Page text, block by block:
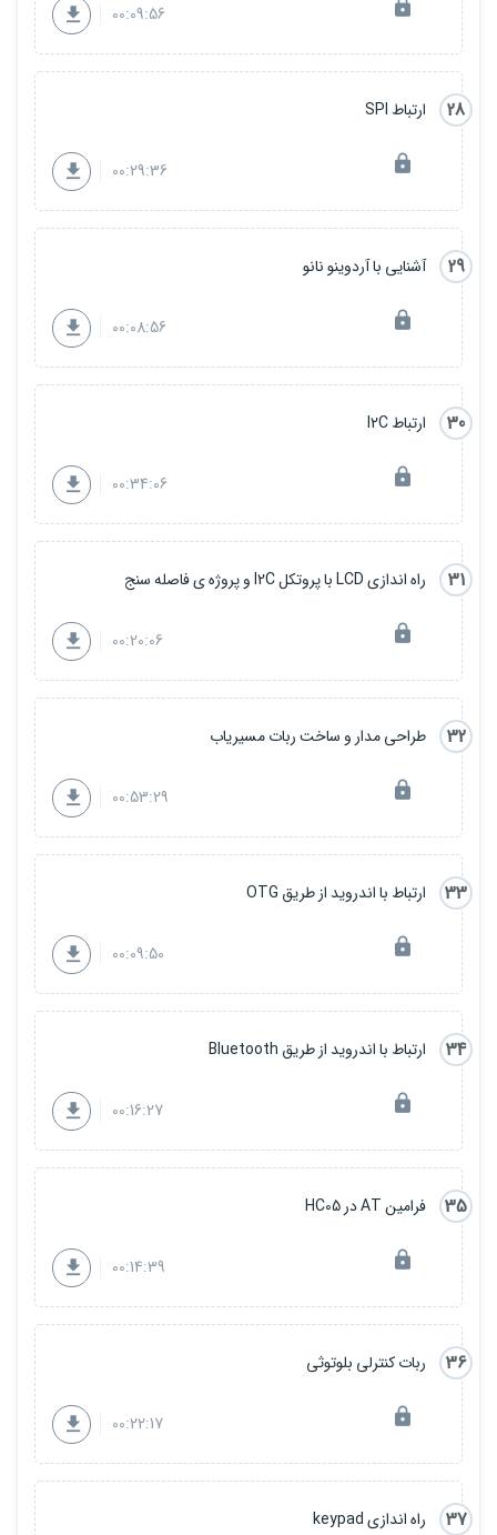
00:09:56
28 ارتباط SPI
00:29:36
29 آشنایی با آردوینو نانو
00:08:56
30 ارتباط I2C
00:34:06
31 راه اندازی LCD با پروتکل I2C و پروژه ی فاصله سنج
00:20:06
32 طراحی مدار و ساخت ربات مسیریاب
00:53:29
33 ارتباط با اندروید از طریق OTG
00:09:50
34 ارتباط با اندروید از طریق Bluetooth
00:16:27
35 فرامین AT در HC05
00:14:39
36 ربات کنترلی بلوتوثی
00:22:17
37 راه اندازی keypad